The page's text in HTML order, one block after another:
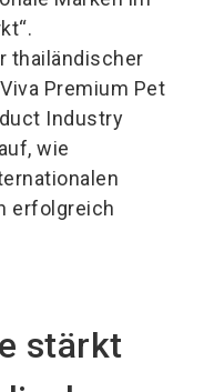
thailändischer
Premium Pet
Industry
wie
erfolgreich
stärkt